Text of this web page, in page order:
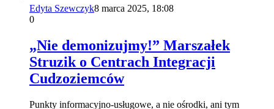
Edyta Szewczyk8 marca 2025, 18:08
0
„Nie demonizujmy!” Marszałek
Struzik o Centrach Integracji
Cudzoziemców
Punkty informacyjno-usługowe, a nie ośrodki, ani tym